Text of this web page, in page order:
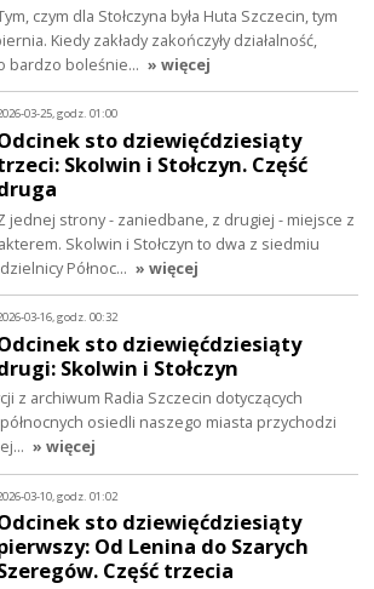
czym dla Stołczyna była Huta Szczecin, tym
Kiedy zakłady zakończyły działalność,
bardzo boleśnie… » więcej
03-25, godz. 01:00
sto dziewięćdziesiąty
Skolwin i Stołczyn. Część
jednej strony - zaniedbane, z drugiej - miejsce z
Skolwin i Stołczyn to dwa z siedmiu
Północ… » więcej
03-16, godz. 00:32
sto dziewięćdziesiąty
Skolwin i Stołczyn
z archiwum Radia Szczecin dotyczących
osiedli naszego miasta przychodzi
» więcej
03-10, godz. 01:02
sto dziewięćdziesiąty
Od Lenina do Szarych
Część trzecia